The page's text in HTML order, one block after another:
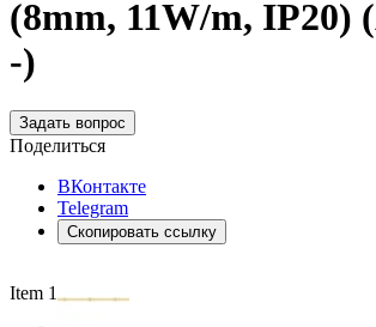
(8mm, 11W/m, IP20)
-)
Задать вопрос
Поделиться
ВКонтакте
Telegram
Скопировать ссылку
Item 1 of 5